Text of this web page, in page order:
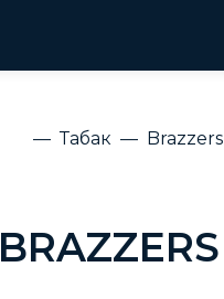
Табак Brazzers
BRAZZERS